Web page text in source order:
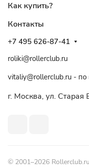
Как купить?
Контакты
+7 495 626-87-41
roliki@rollerclub.ru
vitaliy@rollerclub.ru -
г. Москва, ул.
© 2001–2026